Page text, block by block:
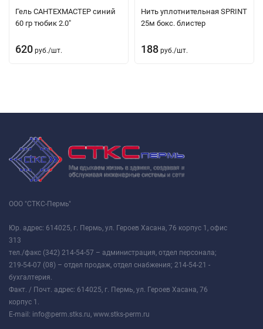
Гель САНТЕХМАСТЕР синий
60 гр тюбик 2.0"
620 руб./шт.
Нить уплотнительная SPRINT
25м бокс. блистер
188 руб./шт.
ООО "СТКС-Пермь"
Юр. адрес: 614025, г. Пермь, ул. Героев Хасана, 76 корпус 1, офис
313
тел./факс (342) 214-54-57 – администрация, отдел персонала;
219-54-07 (08) – отдел продаж, отдел снабжения; 214-54-21 -
бухгалтерия.
Факт. / Почт. адрес: 614025, г. Пермь, ул. Героев Хасана, 76
корпус 1.
E-mail: info@perm.stks.ru, www.stks-perm.ru